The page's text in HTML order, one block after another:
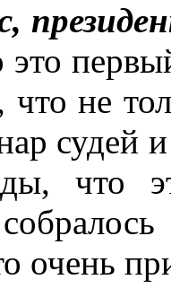
это
что не
что
очень